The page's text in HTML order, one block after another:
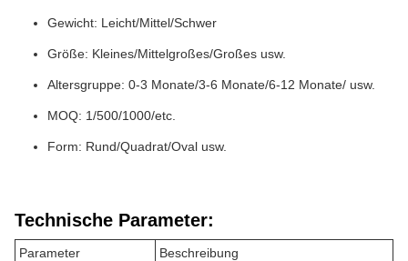
Gewicht: Leicht/Mittel/Schwer
Größe: Kleines/Mittelgroßes/Großes usw.
Altersgruppe: 0-3 Monate/3-6 Monate/6-12 Monate/ usw.
MOQ: 1/500/1000/etc.
Form: Rund/Quadrat/Oval usw.
Technische Parameter:
Parameter
Beschreibung